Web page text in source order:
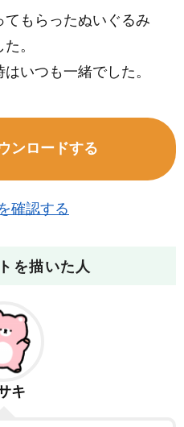
もらったぬいぐるみ
。
いつも一緒でした。
ンロードする
確認する
を描いた人
キ